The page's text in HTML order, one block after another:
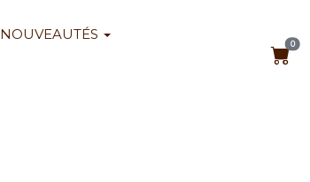
NOUVEAUTÉS
0